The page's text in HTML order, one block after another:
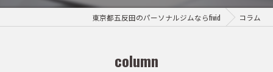
東京都五反田のパーソナルジムならfivid コラム
column